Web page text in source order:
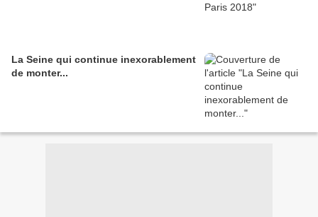
La Seine qui continue inexorablement
de monter...